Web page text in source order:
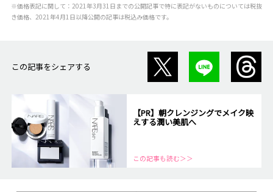
※価格表記に関して：2021年3月31日までの公開記事で特に表記がないものについては税抜
き価格、2021年4月1日以降公開の記事は税込み価格です。
この記事をシェアする
【PR】朝クレンジングでメイク映
えする潤い美肌へ
この記事も読む＞＞